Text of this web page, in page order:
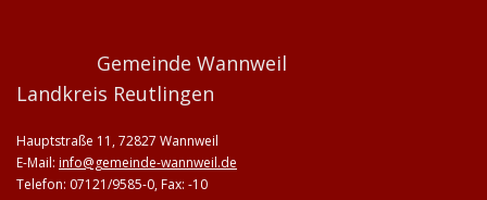
Gemeinde Wannweil
Landkreis Reutlingen
Hauptstraße 11, 72827 Wannweil
E-Mail: info@gemeinde-wannweil.de
Telefon: 07121/9585-0, Fax: -10